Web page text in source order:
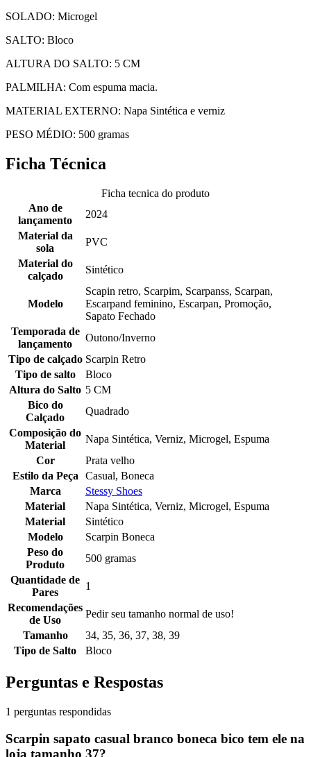
SOLADO: Microgel
SALTO: Bloco
ALTURA DO SALTO: 5 CM
PALMILHA: Com espuma macia.
MATERIAL EXTERNO: Napa Sintética e verniz
PESO MÉDIO: 500 gramas
Ficha Técnica
Ficha tecnica do produto
Ano de
lançamento
2024
Material da
sola
PVC
Material do
calçado
Sintético
Modelo
Scapin retro, Scarpim, Scarpanss, Scarpan,
Escarpand feminino, Escarpan, Promoção,
Sapato Fechado
Temporada de
lançamento
Outono/Inverno
Tipo de calçado Scarpin Retro
Tipo de salto
Bloco
Altura do Salto 5 CM
Bico do
Calçado
Quadrado
Composição do
Material
Napa Sintética, Verniz, Microgel, Espuma
Cor
Prata velho
Estilo da Peça
Casual, Boneca
Marca
Stessy Shoes
Material
Napa Sintética, Verniz, Microgel, Espuma
Material
Sintético
Modelo
Scarpin Boneca
Peso do
Produto
500 gramas
Quantidade de
Pares
1
Recomendações
de Uso
Pedir seu tamanho normal de uso!
Tamanho
34, 35, 36, 37, 38, 39
Tipo de Salto
Bloco
Perguntas e Respostas
1 perguntas respondidas
Scarpin sapato casual branco boneca bico tem ele na
loja tamanho 37?